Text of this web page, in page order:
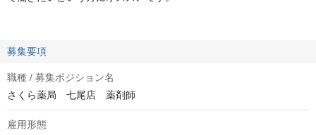
募集要項
職種 / 募集ポジション名
さくら薬局 七尾店 薬剤師
雇用形態